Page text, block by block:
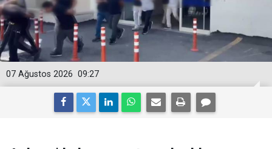
09:27
07 Ağustos 2026